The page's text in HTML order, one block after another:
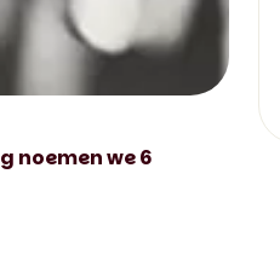
noemen we 6